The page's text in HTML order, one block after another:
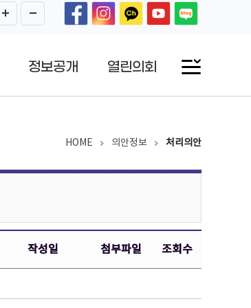
정보공개 열린의회
HOME 의안정보 처리의안
작성일 첨부파일 조회수